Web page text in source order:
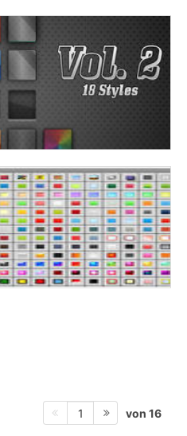
1 von 16